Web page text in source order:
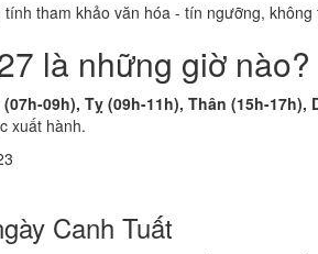
tham khảo văn hóa - tín ngưỡng,
là những giờ nào?
09h), Tỵ (09h-11h), Thân (15h-17h),
xuất hành.
Canh Tuất